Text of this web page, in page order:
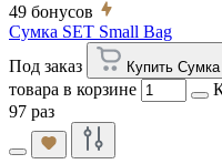
49 бонусов
Сумка SET Small Bag
Под заказ
Купить
товара в корзине
97 раз